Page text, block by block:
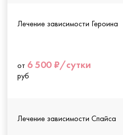
Лечение зависимости Героина
от 6 500 ₽/сутки
руб
Лечение зависимости Спайса